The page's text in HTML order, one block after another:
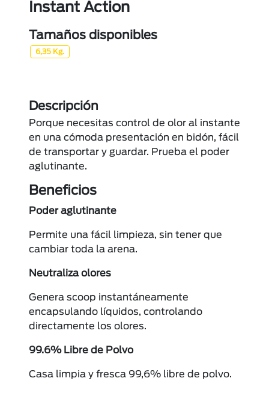
Instant Action
Tamaños disponibles
6,35 Kg.
Descripción
Porque necesitas control de olor al instante
en una cómoda presentación en bidón, fácil
de transportar y guardar. Prueba el poder
aglutinante.
Beneficios
Poder aglutinante
Permite una fácil limpieza, sin tener que
cambiar toda la arena.
Neutraliza olores
Genera scoop instantáneamente
encapsulando líquidos, controlando
directamente los olores.
99.6% Libre de Polvo
Casa limpia y fresca 99,6% libre de polvo.